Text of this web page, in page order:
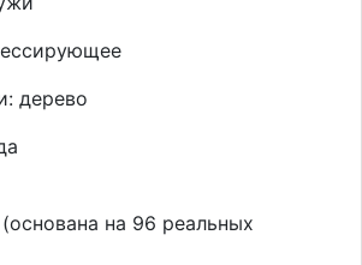
дерево
(основана на 96 реальных